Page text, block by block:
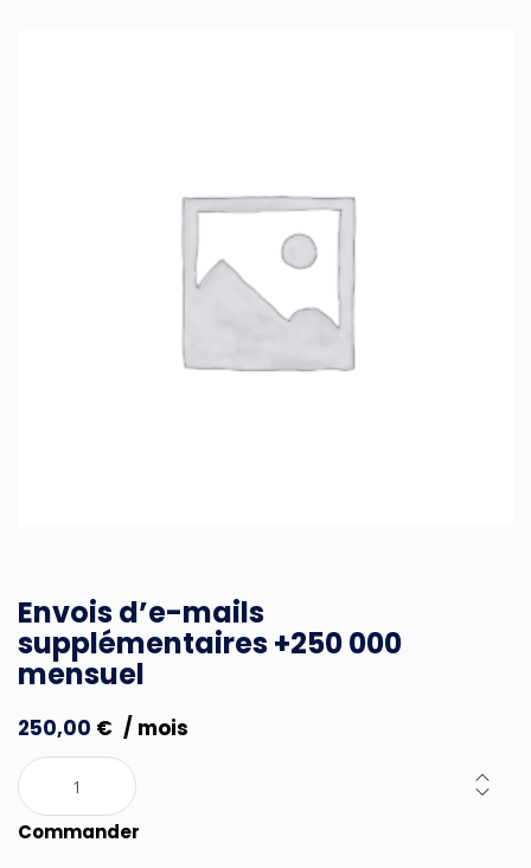
Envois d’e-mails
supplémentaires +250 000
mensuel
250,00 € / mois
Commander